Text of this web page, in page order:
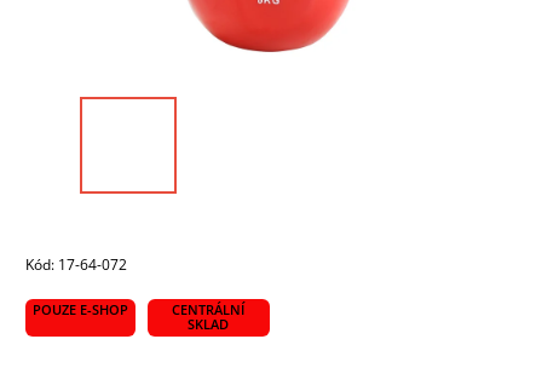
Kód: 17-64-072
POUZE E-SHOP
CENTRÁLNÍ
SKLAD